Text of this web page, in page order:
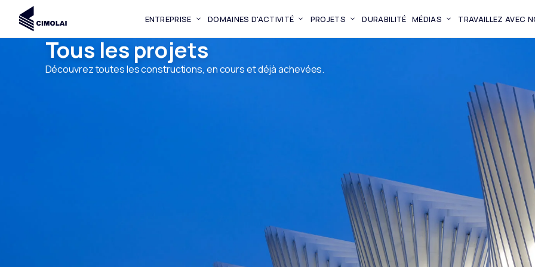
ENTREPRISE DOMAINES D'ACTIVITÉ PROJETS DURABILITÉ MÉDIAS TRAVAILLEZ AVEC
Tous les projets
Découvrez toutes les constructions, en cours et déjà achevées.